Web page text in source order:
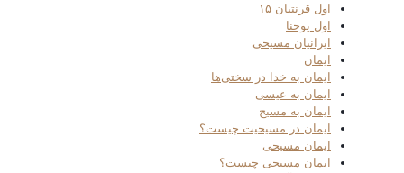
اول قرنتیان ۱۵
اول یوحنا
ایرانیان مسیحی
ایمان
ایمان به خدا در سختی‌ها
ایمان به عیسی
ایمان به مسیح
ایمان در مسیحیت چیست؟
ایمان مسیحی
ایمان مسیحی چیست؟